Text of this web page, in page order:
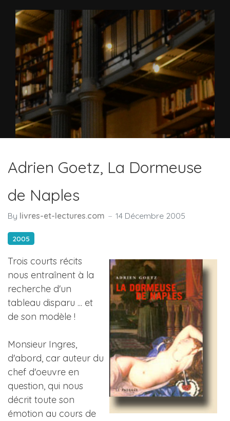
Adrien Goetz, La Dormeuse
de Naples
By livres-et-lectures.com 14 Décembre 2005
2005
Trois courts récits
nous entraînent à la
recherche d'un
tableau disparu ... et
de son modèle !
Monsieur Ingres,
d'abord, car auteur du
chef d'oeuvre en
question, qui nous
décrit toute son
émotion au cours de